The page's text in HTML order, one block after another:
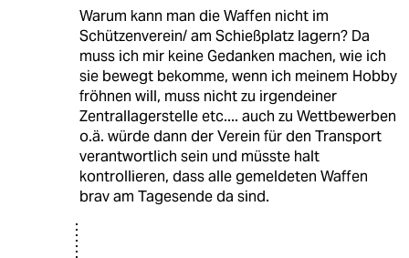
Warum kann man die Waffen nicht im
Schützenverein/ am Schießplatz lagern? Da
muss ich mir keine Gedanken machen, wie ich
sie bewegt bekomme, wenn ich meinem Hobby
fröhnen will, muss nicht zu irgendeiner
Zentrallagerstelle etc.... auch zu Wettbewerben
o.ä. würde dann der Verein für den Transport
verantwortlich sein und müsste halt
kontrollieren, dass alle gemeldeten Waffen
brav am Tagesende da sind.